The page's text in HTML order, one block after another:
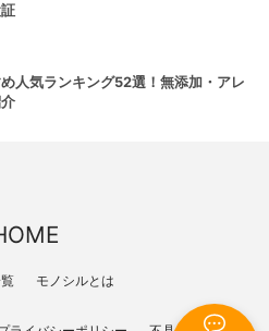
人気ランキング52選！無添加・アレ
モノシルとは